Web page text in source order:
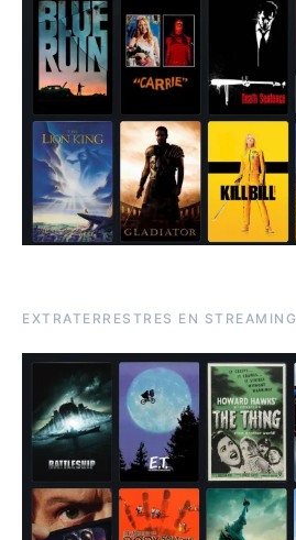
EXTRATERRESTRES EN STREAMING